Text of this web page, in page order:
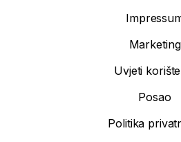
Marketing
Uvjeti
Posao
Politika